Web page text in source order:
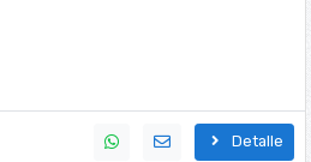
Detalle